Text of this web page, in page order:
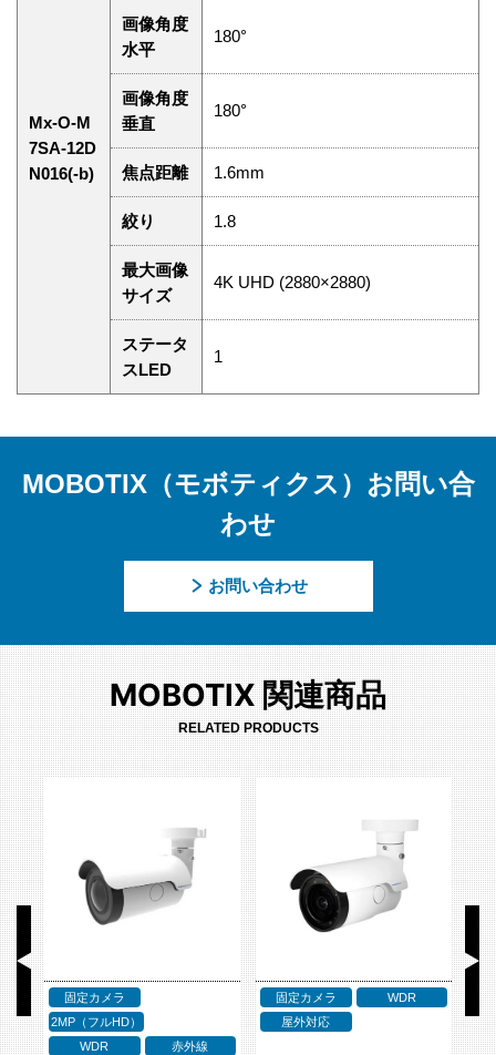
Mx-O-M
7SA-12D
N016(-b)
画像角度
水平
180°
画像角度
垂直
180°
焦点距離 1.6mm
絞り 1.8
最大画像
サイズ
4K UHD (2880×2880)
ステータ
スLED
1
MOBOTIX（モボティクス）お問い合
わせ
お問い合わせ
MOBOTIX 関連商品
RELATED PRODUCTS
固定カメラ
2MP（フルHD）
WDR
赤外線
固定カメラ
WDR
屋外対応